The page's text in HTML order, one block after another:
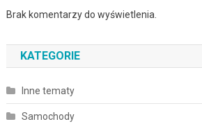
Brak komentarzy do wyświetlenia.
KATEGORIE
Inne tematy
Samochody